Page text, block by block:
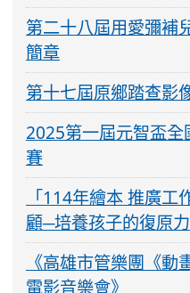
第二十八屆用愛彌補
簡章
第十七屆原鄉踏查影
2025第一屆元智盃
賽
「114年繪本 推廣
顧─培養孩子的復原力
《高雄市管樂團《
電影音樂會》